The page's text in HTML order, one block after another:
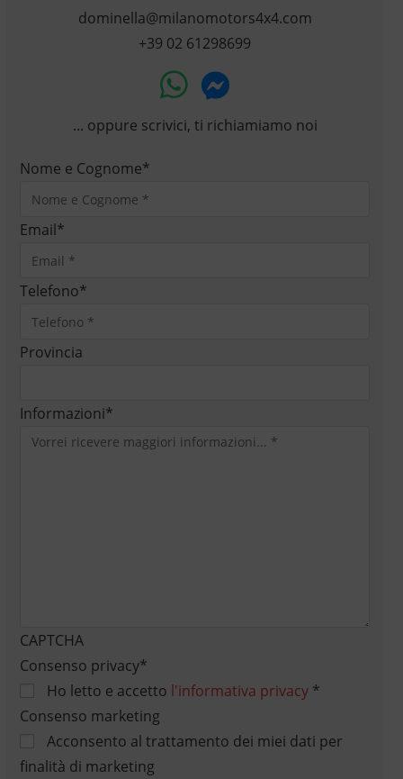
dominella@milanomotors4x4.com
+39 02 61298699
... oppure scrivici, ti richiamiamo noi
Nome e Cognome*
Email*
Telefono*
Provincia
Informazioni*
CAPTCHA
Consenso privacy*
Ho letto e accetto l'informativa privacy*
Consenso marketing
Acconsento al trattamento dei miei dati per
finalità di marketing